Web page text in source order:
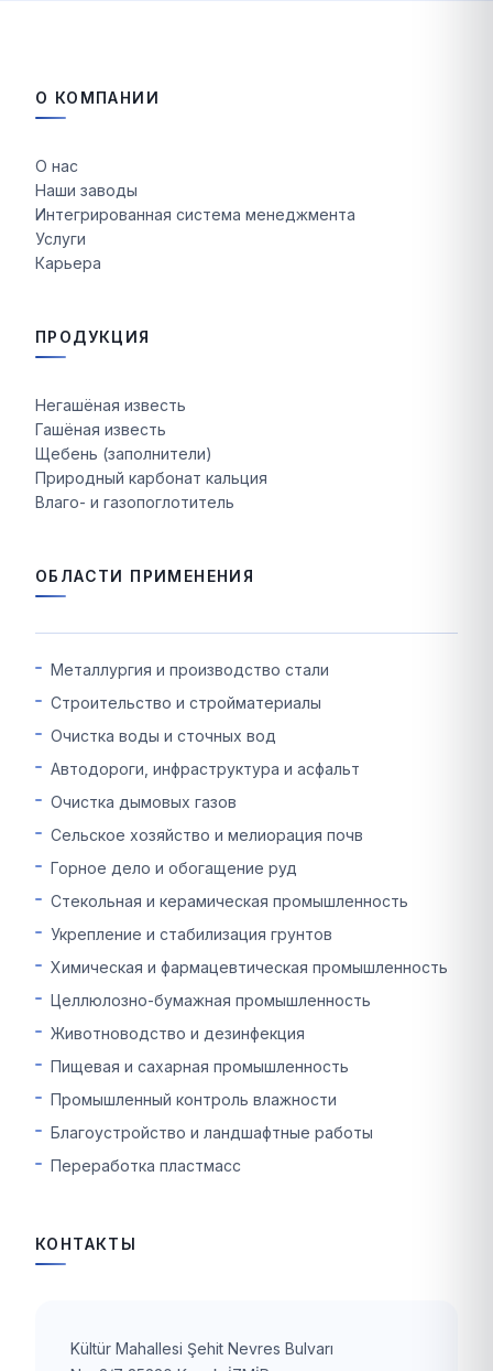
О КОМПАНИИ
О нас
Наши заводы
Интегрированная система менеджмента
Услуги
Карьера
ПРОДУКЦИЯ
Негашёная известь
Гашёная известь
Щебень (заполнители)
Природный карбонат кальция
Влаго- и газопоглотитель
ОБЛАСТИ ПРИМЕНЕНИЯ
Металлургия и производство стали
Строительство и стройматериалы
Очистка воды и сточных вод
Автодороги, инфраструктура и асфальт
Очистка дымовых газов
Сельское хозяйство и мелиорация почв
Горное дело и обогащение руд
Стекольная и керамическая промышленность
Укрепление и стабилизация грунтов
Химическая и фармацевтическая промышленность
Целлюлозно-бумажная промышленность
Животноводство и дезинфекция
Пищевая и сахарная промышленность
Промышленный контроль влажности
Благоустройство и ландшафтные работы
Переработка пластмасс
КОНТАКТЫ
Kültür Mahallesi Şehit Nevres Bulvarı